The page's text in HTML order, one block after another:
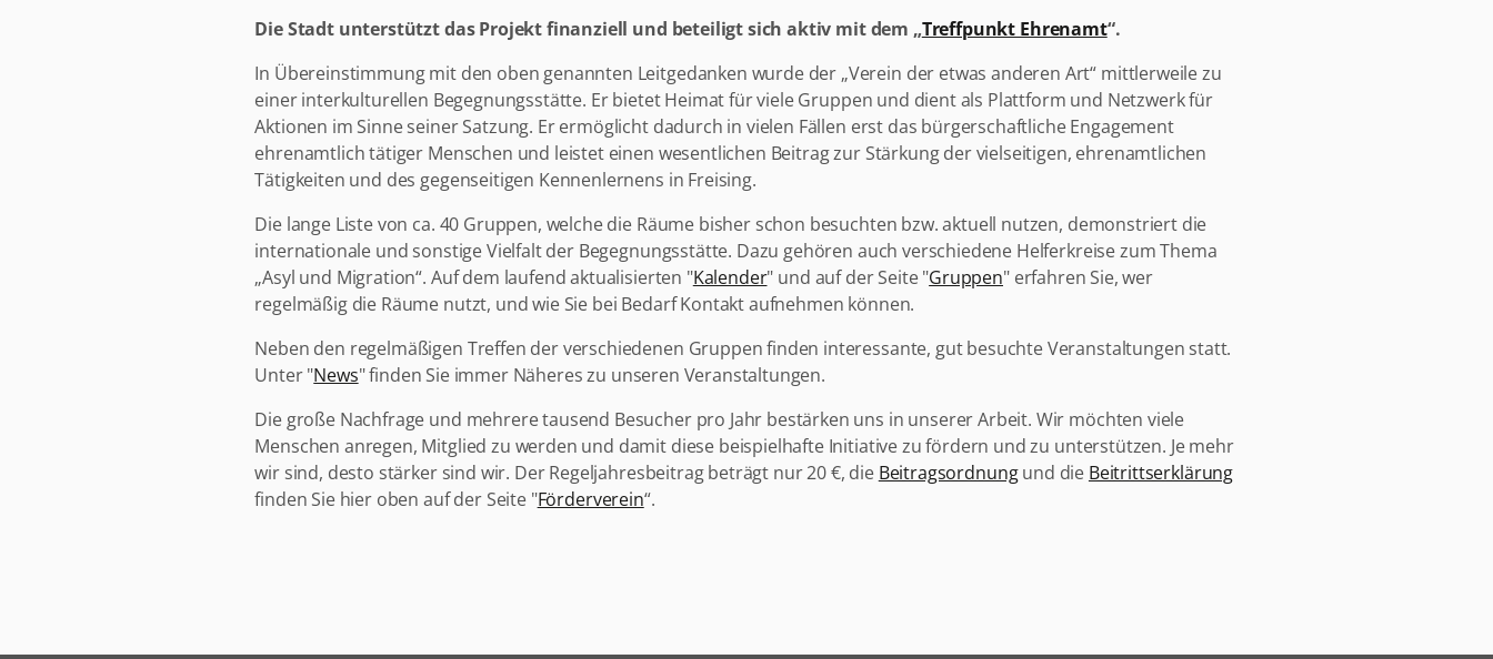
Die Stadt unterstützt das Projekt finanziell und beteiligt sich aktiv mit dem „Treffpunkt Ehrenamt“.
In Übereinstimmung mit den oben genannten Leitgedanken wurde der „Verein der etwas anderen Art“ mittlerweile zu
einer interkulturellen Begegnungsstätte. Er bietet Heimat für viele Gruppen und dient als Plattform und Netzwerk für
Aktionen im Sinne seiner Satzung. Er ermöglicht dadurch in vielen Fällen erst das bürgerschaftliche Engagement
ehrenamtlich tätiger Menschen und leistet einen wesentlichen Beitrag zur Stärkung der vielseitigen, ehrenamtlichen
Tätigkeiten und des gegenseitigen Kennenlernens in Freising.
Die lange Liste von ca. 40 Gruppen, welche die Räume bisher schon besuchten bzw. aktuell nutzen, demonstriert die
internationale und sonstige Vielfalt der Begegnungsstätte. Dazu gehören auch verschiedene Helferkreise zum Thema
„Asyl und Migration“. Auf dem laufend aktualisierten "Kalender" und auf der Seite "Gruppen" erfahren Sie, wer
regelmäßig die Räume nutzt, und wie Sie bei Bedarf Kontakt aufnehmen können.
Neben den regelmäßigen Treffen der verschiedenen Gruppen finden interessante, gut besuchte Veranstaltungen statt.
Unter "News" finden Sie immer Näheres zu unseren Veranstaltungen.
Die große Nachfrage und mehrere tausend Besucher pro Jahr bestärken uns in unserer Arbeit. Wir möchten viele
Menschen anregen, Mitglied zu werden und damit diese beispielhafte Initiative zu fördern und zu unterstützen. Je mehr
wir sind, desto stärker sind wir. Der Regeljahresbeitrag beträgt nur 20 €, die Beitragsordnungund die Beitrittserklärung
finden Sie hier oben auf der Seite "Förderverein“.